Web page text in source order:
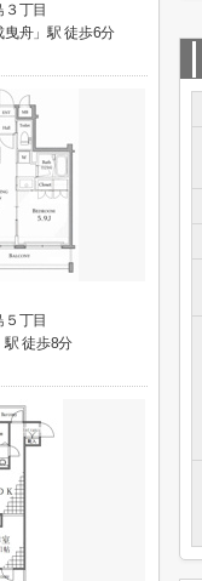
丁目
舟」駅 徒歩6分
丁目
駅 徒歩8分